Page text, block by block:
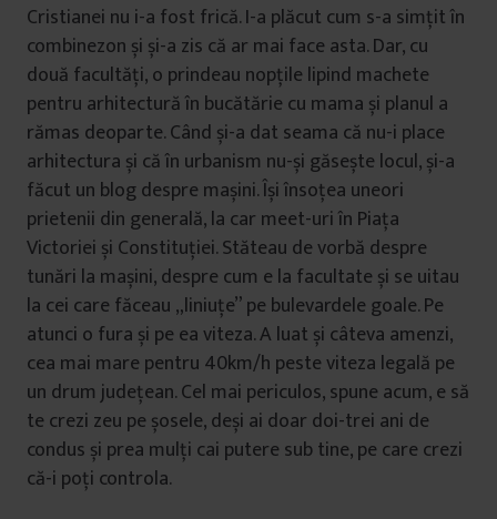
Cristianei nu i-a fost frică. I-a plăcut cum s-a simțit în
combinezon și și-a zis că ar mai face asta. Dar, cu
două facultăți, o prindeau nopțile lipind machete
pentru arhitectură în bucătărie cu mama și planul a
rămas deoparte. Când și-a dat seama că nu-i place
arhitectura și că în urbanism nu-și găsește locul, și-a
făcut un blog despre mașini. Își însoțea uneori
prietenii din generală, la car meet-uri în Piața
Victoriei și Constituției. Stăteau de vorbă despre
tunări la mașini, despre cum e la facultate și se uitau
la cei care făceau „liniuțe” pe bulevardele goale. Pe
atunci o fura și pe ea viteza. A luat și câteva amenzi,
cea mai mare pentru 40km/h peste viteza legală pe
un drum județean. Cel mai periculos, spune acum, e să
te crezi zeu pe șosele, deși ai doar doi-trei ani de
condus și prea mulți cai putere sub tine, pe care crezi
că-i poți controla.